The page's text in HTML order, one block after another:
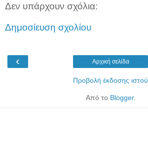
Δεν υπάρχουν σχόλια:
Δημοσίευση σχολίου
‹ Αρχική σελίδα
Προβολή έκδοσης ιστού
Από το Blogger.